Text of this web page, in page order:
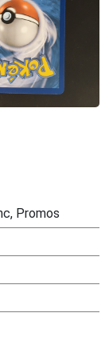
Promos